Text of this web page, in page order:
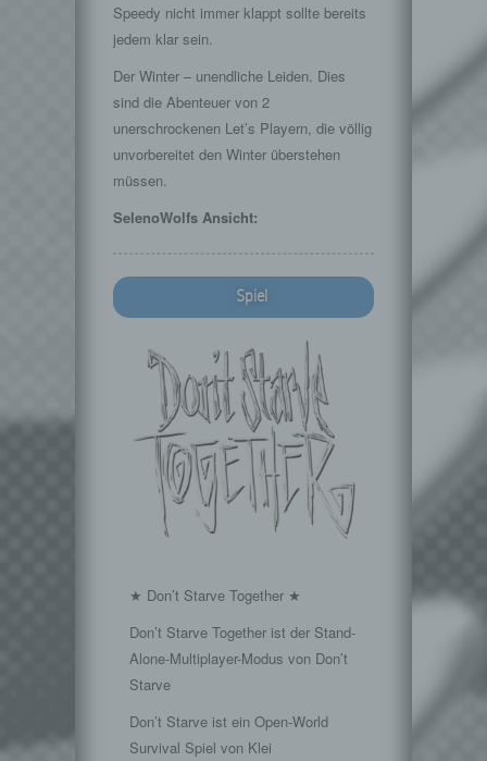
Speedy nicht immer klappt sollte bereits
jedem klar sein.
Der Winter – unendliche Leiden. Dies
sind die Abenteuer von 2
unerschrockenen Let’s Playern, die völlig
unvorbereitet den Winter überstehen
müssen.
SelenoWolfs Ansicht:
Spiel
★ Don’t Starve Together ★
Don’t Starve Together ist der Stand-
Alone-Multiplayer-Modus von Don’t
Starve
Don’t Starve ist ein Open-World
Survival Spiel von Klei